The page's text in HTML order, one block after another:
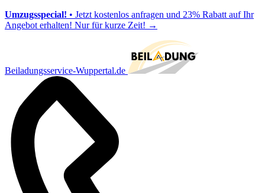
Umzugsspecial! • Jetzt kostenlos anfragen und 23% Rabatt auf Ihr
Angebot erhalten! Nur für kurze Zeit! →
Beiladungsservice-Wuppertal.de